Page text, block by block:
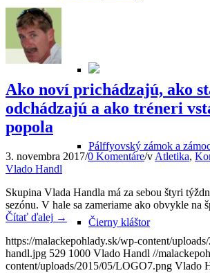
Pálffyovský zámok a
Čierny kláštor
Ako noví prichádzajú, ako
odchádzajú a ako tréneri
popola
3. novembra 2017/0 Komentáre/v Atletika,
Vlado Handl
Skupina Vlada Handla má za sebou štyri
sezónu. V hale sa zameriame ako obvykle na
Čítať ďalej →
https://malackepohlady.sk/wp-content/
handl.jpg 529 1000 Vlado Handl //
content/uploads/2015/05/LOGO7.png Vlado